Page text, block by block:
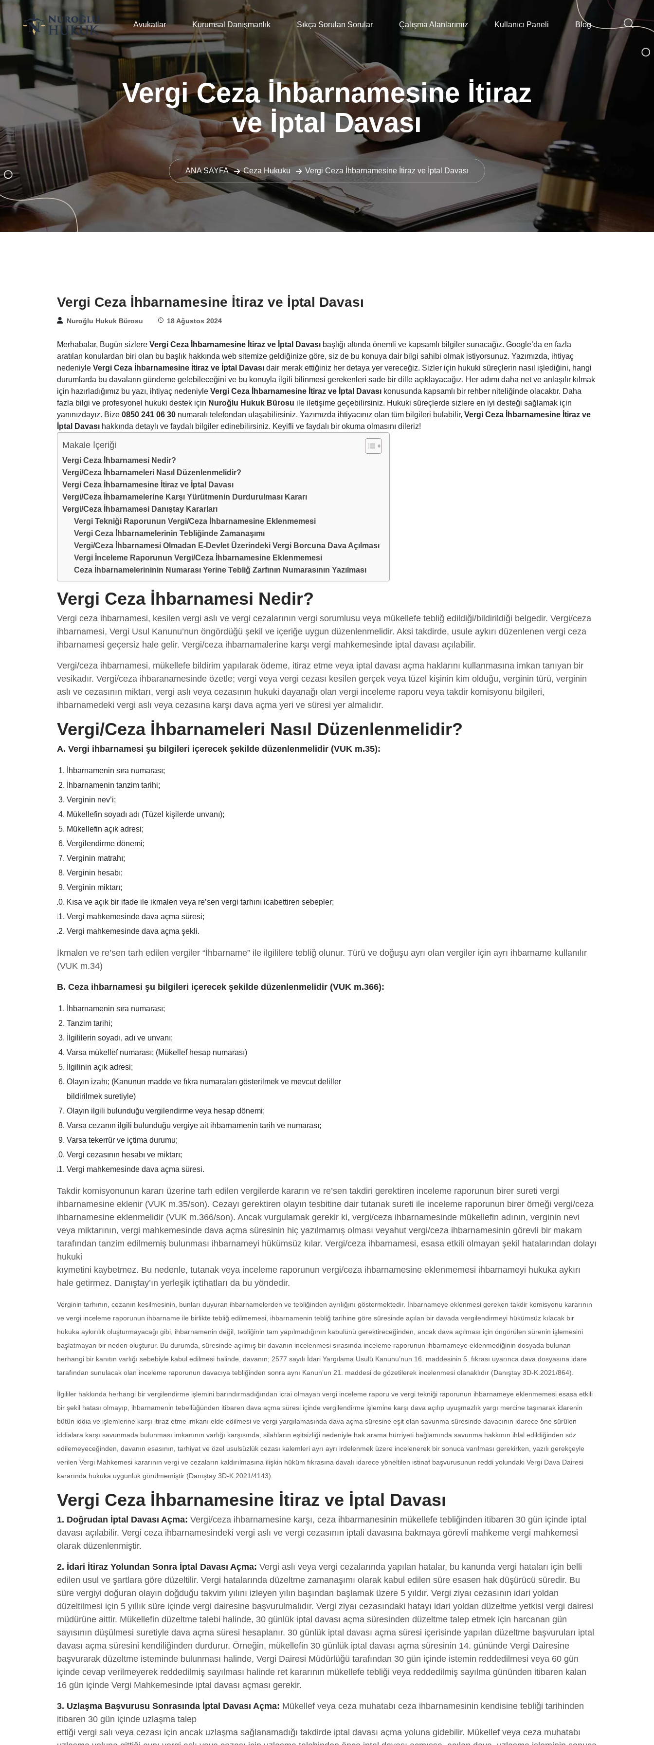
Avukatlar Kurumsal Danışmanlık Sıkça Sorulan Sorular Çalışma Alanlarımız Kullanıcı Paneli Blog
Vergi Ceza İhbarnamesine İtiraz
ve İptal Davası
ANA SAYFA Ceza Hukuku Vergi Ceza İhbarnamesine İtiraz ve İptal Davası
Vergi Ceza İhbarnamesine İtiraz ve İptal Davası
Nuroğlu Hukuk Bürosu 18 Ağustos 2024
Merhabalar, Bugün sizlere Vergi Ceza İhbarnamesine İtiraz ve İptal Davası başlığı altında önemli ve kapsamlı bilgiler sunacağız. Google’da en fazla
aratılan konulardan biri olan bu başlık hakkında web sitemize geldiğinize göre, siz de bu konuya dair bilgi sahibi olmak istiyorsunuz. Yazımızda, ihtiyaç
nedeniyle Vergi Ceza İhbarnamesine İtiraz ve İptal Davası dair merak ettiğiniz her detaya yer vereceğiz. Sizler için hukuki süreçlerin nasıl işlediğini, hangi
durumlarda bu davaların gündeme gelebileceğini ve bu konuyla ilgili bilinmesi gerekenleri sade bir dille açıklayacağız. Her adımı daha net ve anlaşılır kılmak
için hazırladığımız bu yazı, ihtiyaç nedeniyle Vergi Ceza İhbarnamesine İtiraz ve İptal Davası konusunda kapsamlı bir rehber niteliğinde olacaktır. Daha
fazla bilgi ve profesyonel hukuki destek için Nuroğlu Hukuk Bürosu ile iletişime geçebilirsiniz. Hukuki süreçlerde sizlere en iyi desteği sağlamak için
yanınızdayız. Bize 0850 241 06 30 numaralı telefondan ulaşabilirsiniz. Yazımızda ihtiyacınız olan tüm bilgileri bulabilir, Vergi Ceza İhbarnamesine İtiraz ve
İptal Davası hakkında detaylı ve faydalı bilgiler edinebilirsiniz. Keyifli ve faydalı bir okuma olmasını dileriz!
Makale İçeriği
Vergi Ceza İhbarnamesi Nedir?
Vergi/Ceza İhbarnameleri Nasıl Düzenlenmelidir?
Vergi Ceza İhbarnamesine İtiraz ve İptal Davası
Vergi/Ceza İhbarnamelerine Karşı Yürütmenin Durdurulması Kararı
Vergi/Ceza İhbarnamesi Danıştay Kararları
Vergi Tekniği Raporunun Vergi/Ceza İhbarnamesine Eklenmemesi
Vergi Ceza İhbarnamelerinin Tebliğinde Zamanaşımı
Vergi/Ceza İhbarnamesi Olmadan E-Devlet Üzerindeki Vergi Borcuna Dava Açılması
Vergi İnceleme Raporunun Vergi/Ceza İhbarnamesine Eklenmemesi
Ceza İhbarnamelerininin Numarası Yerine Tebliğ Zarfının Numarasının Yazılması
Vergi Ceza İhbarnamesi Nedir?
Vergi ceza ihbarnamesi, kesilen vergi aslı ve vergi cezalarının vergi sorumlusu veya mükellefe tebliğ edildiği/bildirildiği belgedir. Vergi/ceza
ihbarnamesi, Vergi Usul Kanunu’nun öngördüğü şekil ve içeriğe uygun düzenlenmelidir. Aksi takdirde, usule aykırı düzenlenen vergi ceza
ihbarnamesi geçersiz hale gelir. Vergi/ceza ihbarnamalerine karşı vergi mahkemesinde iptal davası açılabilir.
Vergi/ceza ihbarnamesi, mükellefe bildirim yapılarak ödeme, itiraz etme veya iptal davası açma haklarını kullanmasına imkan tanıyan bir
vesikadır. Vergi/ceza ihbaranamesinde özetle; vergi veya vergi cezası kesilen gerçek veya tüzel kişinin kim olduğu, verginin türü, verginin
aslı ve cezasının miktarı, vergi aslı veya cezasının hukuki dayanağı olan vergi inceleme raporu veya takdir komisyonu bilgileri,
ihbarnamedeki vergi aslı veya cezasına karşı dava açma yeri ve süresi yer almalıdır.
Vergi/Ceza İhbarnameleri Nasıl Düzenlenmelidir?
A. Vergi ihbarnamesi şu bilgileri içerecek şekilde düzenlenmelidir (VUK m.35):
İhbarnamenin sıra numarası;
İhbarnamenin tanzim tarihi;
Verginin nev’i;
Mükellefin soyadı adı (Tüzel kişilerde unvanı);
Mükellefin açık adresi;
Vergilendirme dönemi;
Verginin matrahı;
Verginin hesabı;
Verginin miktarı;
Kısa ve açık bir ifade ile ikmalen veya re’sen vergi tarhını icabettiren sebepler;
Vergi mahkemesinde dava açma süresi;
Vergi mahkemesinde dava açma şekli.
İkmalen ve re’sen tarh edilen vergiler “İhbarname” ile ilgililere tebliğ olunur. Türü ve doğuşu ayrı olan vergiler için ayrı ihbarname kullanılır
(VUK m.34)
B. Ceza ihbarnamesi şu bilgileri içerecek şekilde düzenlenmelidir (VUK m.366):
İhbarnamenin sıra numarası;
Tanzim tarihi;
İlgililerin soyadı, adı ve unvanı;
Varsa mükellef numarası; (Mükellef hesap numarası)
İlgilinin açık adresi;
Olayın izahı; (Kanunun madde ve fıkra numaraları gösterilmek ve mevcut deliller
bildirilmek suretiyle)
Olayın ilgili bulunduğu vergilendirme veya hesap dönemi;
Varsa cezanın ilgili bulunduğu vergiye ait ihbarnamenin tarih ve numarası;
Varsa tekerrür ve içtima durumu;
Vergi cezasının hesabı ve miktarı;
Vergi mahkemesinde dava açma süresi.
Takdir komisyonunun kararı üzerine tarh edilen vergilerde kararın ve re’sen takdiri gerektiren inceleme raporunun birer sureti vergi
ihbarnamesine eklenir (VUK m.35/son). Cezayı gerektiren olayın tesbitine dair tutanak sureti ile inceleme raporunun birer örneği vergi/ceza
ihbarnamesine eklenmelidir (VUK m.366/son). Ancak vurgulamak gerekir ki, vergi/ceza ihbarnamesinde mükellefin adının, verginin nevi
veya miktarının, vergi mahkemesinde dava açma süresinin hiç yazılmamış olması veyahut vergi/ceza ihbarnamesinin görevli bir makam
tarafından tanzim edilmemiş bulunması ihbarnameyi hükümsüz kılar. Vergi/ceza ihbarnamesi, esasa etkili olmayan şekil hatalarından dolayı
hukuki
kıymetini kaybetmez. Bu nedenle, tutanak veya inceleme raporunun vergi/ceza ihbarnamesine eklenmemesi ihbarnameyi hukuka aykırı
hale getirmez. Danıştay’ın yerleşik içtihatları da bu yöndedir.
Verginin tarhının, cezanın kesilmesinin, bunları duyuran ihbarnamelerden ve tebliğinden ayrılığını göstermektedir. İhbarnameye eklenmesi gereken takdir komisyonu kararının
ve vergi inceleme raporunun ihbarname ile birlikte tebliğ edilmemesi, ihbarnamenin tebliğ tarihine göre süresinde açılan bir davada vergilendirmeyi hükümsüz kılacak bir
hukuka aykırılık oluşturmayacağı gibi, ihbarnamenin değil, tebliğinin tam yapılmadığının kabulünü gerektireceğinden, ancak dava açılması için öngörülen sürenin işlemesini
başlatmayan bir neden oluşturur. Bu durumda, süresinde açılmış bir davanın incelenmesi sırasında inceleme raporunun ihbarnameye eklenmediğinin dosyada bulunan
herhangi bir kanıtın varlığı sebebiyle kabul edilmesi halinde, davanın; 2577 sayılı İdari Yargılama Usulü Kanunu’nun 16. maddesinin 5. fıkrası uyarınca dava dosyasına idare
tarafından sunulacak olan inceleme raporunun davacıya tebliğinden sonra aynı Kanun’un 21. maddesi de gözetilerek incelenmesi olanaklıdır (Danıştay 3D-K.2021/864).
İlgililer hakkında herhangi bir vergilendirme işlemini barındırmadığından icrai olmayan vergi inceleme raporu ve vergi tekniği raporunun ihbarnameye eklenmemesi esasa etkili
bir şekil hatası olmayıp, ihbarnamenin tebellüğünden itibaren dava açma süresi içinde vergilendirme işlemine karşı dava açılıp uyuşmazlık yargı mercine taşınarak idarenin
bütün iddia ve işlemlerine karşı itiraz etme imkanı elde edilmesi ve vergi yargılamasında dava açma süresine eşit olan savunma süresinde davacının idarece öne sürülen
iddialara karşı savunmada bulunması imkanının varlığı karşısında, silahların eşitsizliği nedeniyle hak arama hürriyeti bağlamında savunma hakkının ihlal edildiğinden söz
edilemeyeceğinden, davanın esasının, tarhiyat ve özel usulsüzlük cezası kalemleri ayrı ayrı irdelenmek üzere incelenerek bir sonuca varılması gerekirken, yazılı gerekçeyle
verilen Vergi Mahkemesi kararının vergi ve cezaların kaldırılmasına ilişkin hüküm fıkrasına davalı idarece yöneltilen istinaf başvurusunun reddi yolundaki Vergi Dava Dairesi
kararında hukuka uygunluk görülmemiştir (Danıştay 3D-K.2021/4143).
Vergi Ceza İhbarnamesine İtiraz ve İptal Davası
1. Doğrudan İptal Davası Açma: Vergi/ceza ihbarnamesine karşı, ceza ihbarmanesinin mükellefe tebliğinden itibaren 30 gün içinde iptal
davası açılabilir. Vergi ceza ihbarnamesindeki vergi aslı ve vergi cezasının iptali davasına bakmaya görevli mahkeme vergi mahkemesi
olarak düzenlenmiştir.
2. İdari İtiraz Yolundan Sonra İptal Davası Açma: Vergi aslı veya vergi cezalarında yapılan hatalar, bu kanunda vergi hataları için belli
edilen usul ve şartlara göre düzeltilir. Vergi hatalarında düzeltme zamanaşımı olarak kabul edilen süre esasen hak düşürücü süredir. Bu
süre vergiyi doğuran olayın doğduğu takvim yılını izleyen yılın başından başlamak üzere 5 yıldır. Vergi ziyaı cezasının idari yoldan
düzeltilmesi için 5 yıllık süre içinde vergi dairesine başvurulmalıdır. Vergi ziyaı cezasındaki hatayı idari yoldan düzeltme yetkisi vergi dairesi
müdürüne aittir. Mükellefin düzeltme talebi halinde, 30 günlük iptal davası açma süresinden düzeltme talep etmek için harcanan gün
sayısının düşülmesi suretiyle dava açma süresi hesaplanır. 30 günlük iptal davası açma süresi içerisinde yapılan düzeltme başvuruları iptal
davası açma süresini kendiliğinden durdurur. Örneğin, mükellefin 30 günlük iptal davası açma süresinin 14. gününde Vergi Dairesine
başvurarak düzeltme isteminde bulunması halinde, Vergi Dairesi Müdürlüğü tarafından 30 gün içinde istemin reddedilmesi veya 60 gün
içinde cevap verilmeyerek reddedilmiş sayılması halinde ret kararının mükellefe tebliği veya reddedilmiş sayılma gününden itibaren kalan
16 gün içinde Vergi Mahkemesinde iptal davası açması gerekir.
3. Uzlaşma Başvurusu Sonrasında İptal Davası Açma: Mükellef veya ceza muhatabı ceza ihbarnamesinin kendisine tebliği tarihinden
itibaren 30 gün içinde uzlaşma talep
ettiği vergi salı veya cezası için ancak uzlaşma sağlanamadığı takdirde iptal davası açma yoluna gidebilir. Mükellef veya ceza muhatabı